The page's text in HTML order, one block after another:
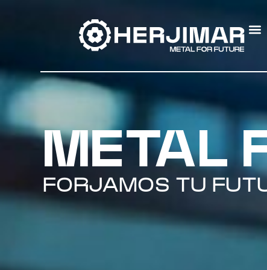
METAL
FORJAMOS TU